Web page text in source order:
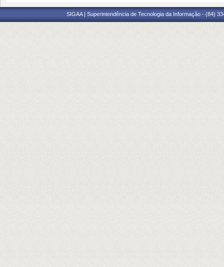
SIGAA | Superintendência de Tecnologia da Informação - (84)